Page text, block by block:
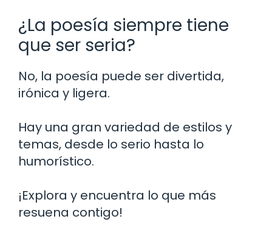
¿La poesía siempre tiene
que ser seria?
No, la poesía puede ser divertida,
irónica y ligera.
Hay una gran variedad de estilos y
temas, desde lo serio hasta lo
humorístico.
¡Explora y encuentra lo que más
resuena contigo!